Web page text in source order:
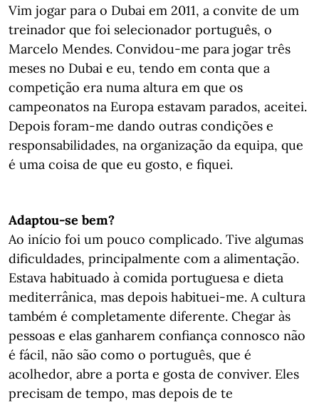
Vim jogar para o Dubai em 2011, a convite de um
treinador que foi selecionador português, o
Marcelo Mendes. Convidou-me para jogar três
meses no Dubai e eu, tendo em conta que a
competição era numa altura em que os
campeonatos na Europa estavam parados, aceitei.
Depois foram-me dando outras condições e
responsabilidades, na organização da equipa, que
é uma coisa de que eu gosto, e fiquei.
Adaptou-se bem?
Ao início foi um pouco complicado. Tive algumas
dificuldades, principalmente com a alimentação.
Estava habituado à comida portuguesa e dieta
mediterrânica, mas depois habituei-me. A cultura
também é completamente diferente. Chegar às
pessoas e elas ganharem confiança connosco não
é fácil, não são como o português, que é
acolhedor, abre a porta e gosta de conviver. Eles
precisam de tempo, mas depois de te